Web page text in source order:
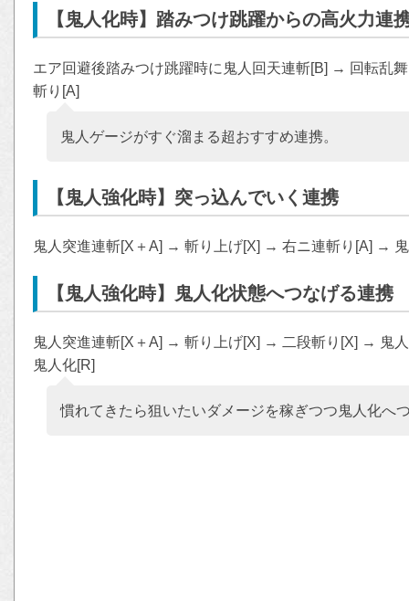
【鬼人化時】踏みつけ跳躍からの高火力連
エア回避後踏みつけ跳躍時に鬼人回天連斬[B] → 回転乱
斬り[A]
鬼人ゲージがすぐ溜まる超おすすめ連携。
【鬼人強化時】突っ込んでいく連携
鬼人突進連斬[X＋A] → 斬り上げ[X] → 右ニ連斬り[A] →
【鬼人強化時】鬼人化状態へつなげる連携
鬼人突進連斬[X＋A] → 斬り上げ[X] → 二段斬り[X] → 鬼
鬼人化[R]
慣れてきたら狙いたいダメージを稼ぎつつ鬼人化へ